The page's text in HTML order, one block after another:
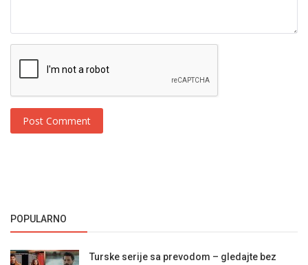
Post Comment
POPULARNO
Turske serije sa prevodom – gledajte bez